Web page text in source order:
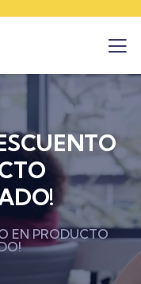
EN PRODUCTO